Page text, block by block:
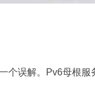
个误解。Pv6母根